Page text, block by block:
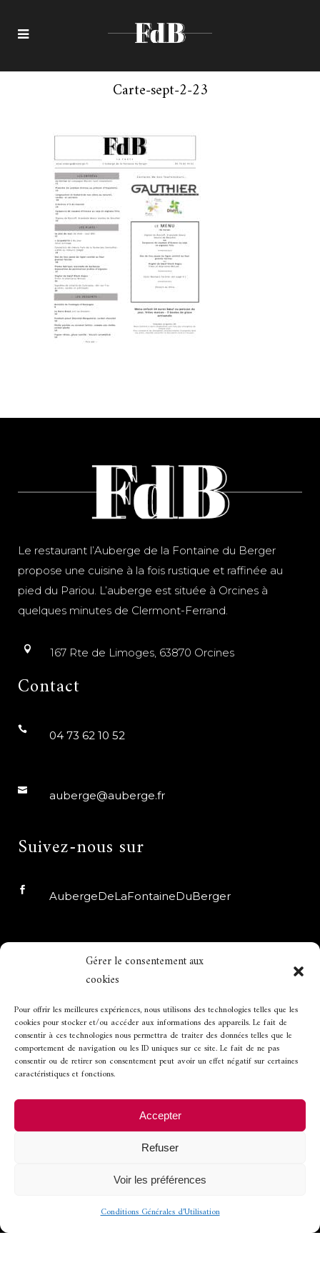
Gérer le consentement aux
cookies
Pour offrir les meilleures expériences, nous utilisons des technologies telles que les
cookies pour stocker et/ou accéder aux informations des appareils. Le fait de
consentir à ces technologies nous permettra de traiter des données telles que le
comportement de navigation ou les ID uniques sur ce site. Le fait de ne pas
consentir ou de retirer son consentement peut avoir un effet négatif sur certaines
caractéristiques et fonctions.
Accepter
Refuser
Voir les préférences
Conditions Générales d’Utilisation
Carte-sept-2-23
Le restaurant l’Auberge de la Fontaine du Berger
propose une cuisine à la fois rustique et raffinée au
pied du Pariou. L’auberge est située à Orcines à
quelques minutes de Clermont-Ferrand.
167 Rte de Limoges, 63870 Orcines
Contact
04 73 62 10 52
auberge@auberge.fr
Suivez-nous sur
AubergeDeLaFontaineDuBerger
auberge_fdb
Horaires d’ouverture
Ouvert de 12h à 13h45 et de 19h30 à 21h.
Fermeture les
mercredi soir et dimanche soir